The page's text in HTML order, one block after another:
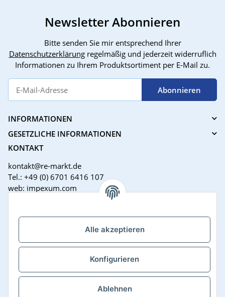
Alle akzeptieren
Konfigurieren
Ablehnen
Newsletter Abonnieren
Bitte senden Sie mir entsprechend Ihrer
Datenschutzerklärungregelmäßig und jederzeit widerruflich
Informationen zu Ihrem Produktsortiment per E-Mail zu.
Abonnieren
INFORMATIONEN
GESETZLICHE INFORMATIONEN
KONTAKT
kontakt@re-markt.de
Tel.: +49 (0) 6701 6416 107
web: impexum.com
Mo-Fr: 08:00 - 17:00 Uhr